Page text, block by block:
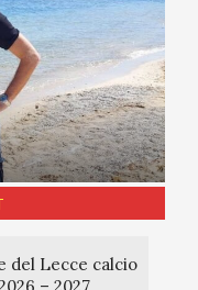
del Lecce calcio